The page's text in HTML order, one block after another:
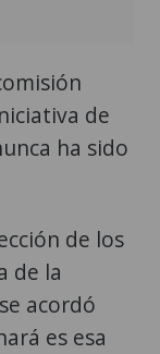
de
ha sido
de los
de la
acordó
es esa